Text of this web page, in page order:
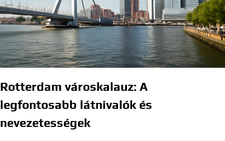
Rotterdam városkalauz: A
legfontosabb látnivalók és
nevezetességek